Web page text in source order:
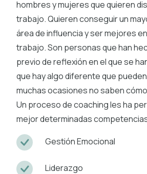
hombres y mujeres que quieren
trabajo. Quieren conseguir un
área de influencia y ser mejores
trabajo. Son personas que han
previo de reflexión en el que se
que hay algo diferente que
muchas ocasiones no saben
Un proceso de coaching les ha
mejor determinadas
Gestión Emocional
Liderazgo